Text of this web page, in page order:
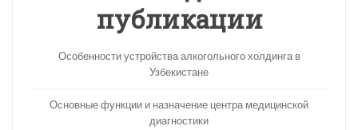
публикации
Особенности устройства алкогольного холдинга в
Узбекистане
Основные функции и назначение центра медицинской
диагностики